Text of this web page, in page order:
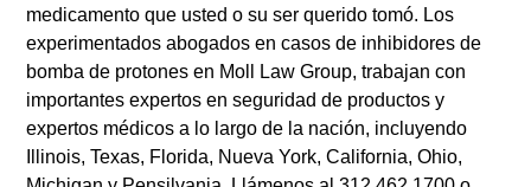
medicamento que usted o su ser querido tomó. Los
experimentados abogados en casos de inhibidores de
bomba de protones en Moll Law Group, trabajan con
importantes expertos en seguridad de productos y
expertos médicos a lo largo de la nación, incluyendo
Illinois, Texas, Florida, Nueva York, California, Ohio,